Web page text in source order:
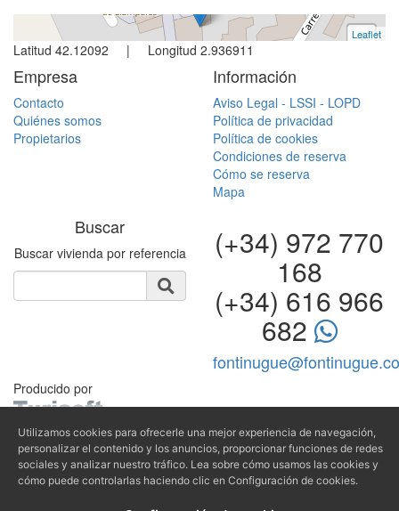
+
Leaflet
Latitud 42.12092 | Longitud 2.936911
Empresa
Contacto
Quiénes somos
Propietarios
Información
Aviso Legal - LSSI - LOPD
Política de privacidad
Política de cookies
Condiciones de reserva
Cómo se reserva
Mapa
Buscar
Buscar vivienda por referencia (+34) 972 770
168
(+34) 616 966
682
Producido por
Utilizamos cookies para ofrecerle una mejor experiencia de navegación,
personalizar el contenido y los anuncios, proporcionar funciones de redes
sociales y analizar nuestro tráfico. Lea sobre cómo usamos las cookies y
cómo puede controlarlas haciendo clic en Configuración de cookies.